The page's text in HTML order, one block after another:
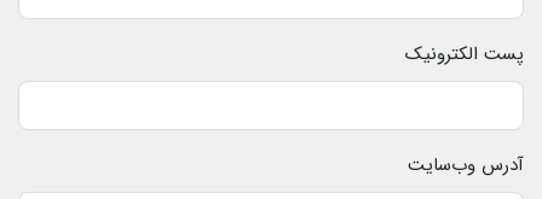
پست الکترونیک
آدرس وب‌سایت